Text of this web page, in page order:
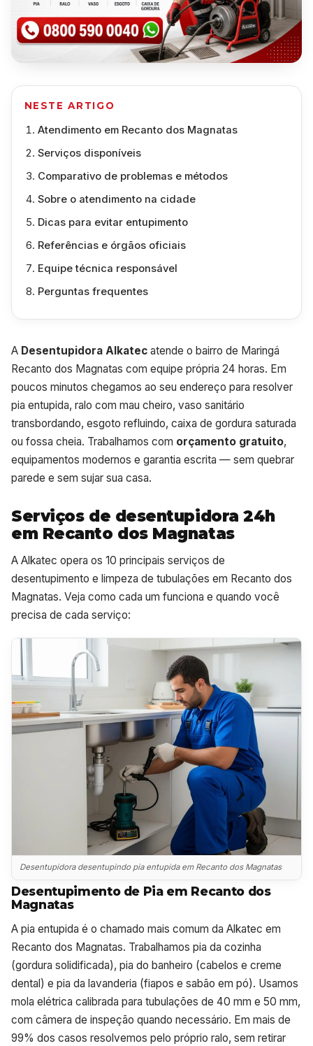
NESTE ARTIGO
Atendimento em Recanto dos Magnatas
Serviços disponíveis
Comparativo de problemas e métodos
Sobre o atendimento na cidade
Dicas para evitar entupimento
Referências e órgãos oficiais
Equipe técnica responsável
Perguntas frequentes
A Desentupidora Alkatec atende o bairro de Maringá
Recanto dos Magnatas com equipe própria 24 horas. Em
poucos minutos chegamos ao seu endereço para resolver
pia entupida, ralo com mau cheiro, vaso sanitário
transbordando, esgoto refluindo, caixa de gordura saturada
ou fossa cheia. Trabalhamos com orçamento gratuito,
equipamentos modernos e garantia escrita — sem quebrar
parede e sem sujar sua casa.
Serviços de desentupidora 24h
em Recanto dos Magnatas
A Alkatec opera os 10 principais serviços de
desentupimento e limpeza de tubulações em Recanto dos
Magnatas. Veja como cada um funciona e quando você
precisa de cada serviço:
Desentupidora desentupindo pia entupida em Recanto dos Magnatas
Desentupimento de Pia em Recanto dos
Magnatas
A pia entupida é o chamado mais comum da Alkatec em
Recanto dos Magnatas. Trabalhamos pia da cozinha
(gordura solidificada), pia do banheiro (cabelos e creme
dental) e pia da lavanderia (fiapos e sabão em pó). Usamos
mola elétrica calibrada para tubulações de 40 mm e 50 mm,
com câmera de inspeção quando necessário. Em mais de
99% dos casos resolvemos pelo próprio ralo, sem retirar